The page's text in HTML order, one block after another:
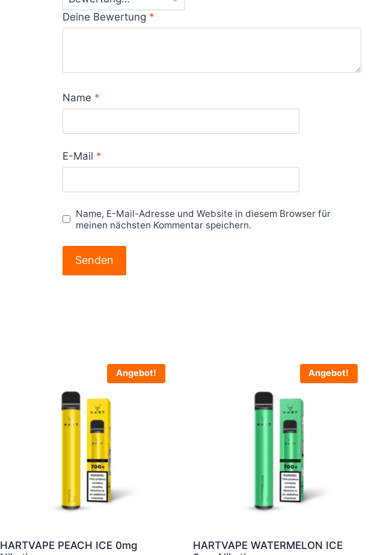
Deine Bewertung *
Name *
E-Mail *
Name, E-Mail-Adresse und Website in diesem Browser für
meinen nächsten Kommentar speichern.
Angebot!
HARTVAPE PEACH ICE 0mg
Angebot!
HARTVAPE WATERMELON ICE